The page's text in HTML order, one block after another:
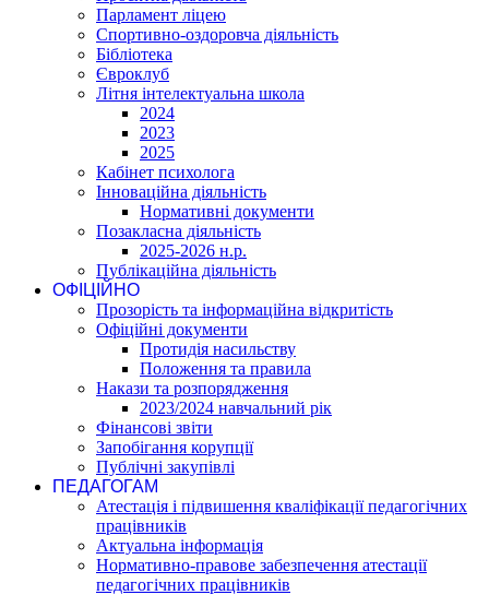
Парламент ліцею
Спортивно-оздоровча діяльність
Бібліотека
Євроклуб
Літня інтелектуальна школа
2024
2023
2025
Кабінет психолога
Інноваційна діяльність
Нормативні документи
Позакласна діяльність
2025-2026 н.р.
Публікаційна діяльність
ОФІЦІЙНО
Прозорість та інформаційна відкритість
Офіційні документи
Протидія насильству
Положення та правила
Накази та розпорядження
2023/2024 навчальний рік
Фінансові звіти
Запобігання корупції
Публічні закупівлі
ПЕДАГОГАМ
Атестація і підвишення кваліфікації педагогічних
працівників
Актуальна інформація
Нормативно-правове забезпечення атестації
педагогічних працівників